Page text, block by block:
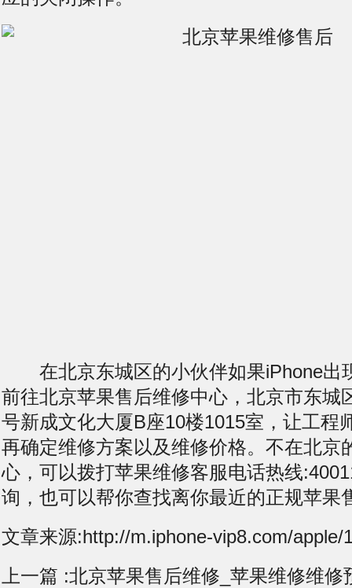
在北京东城区的小伙伴如果iPhone出
前往北京苹果售后维修中心，北京市东城
号新成文化大厦B座10楼1015室，让工程
再确定维修方案以及维修价格。不在北京
心，可以拨打苹果维修客服电话热线
询，也可以帮你查找离你最近的正规苹果
文章来源:http://m.iphone-vip8.com/apple/
上一篇 :北京苹果售后维修_苹果维修维修